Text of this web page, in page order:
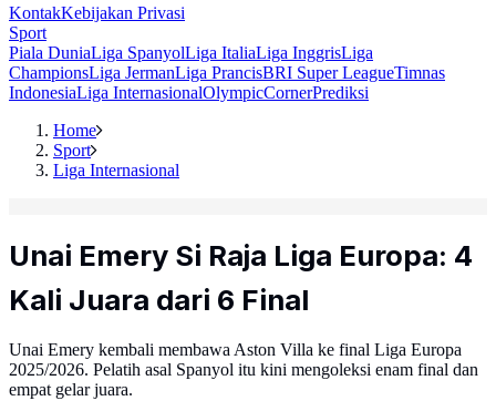
KontakKebijakan Privasi
Sport
Piala DuniaLiga SpanyolLiga ItaliaLiga InggrisLiga
ChampionsLiga JermanLiga PrancisBRI Super LeagueTimnas
IndonesiaLiga InternasionalOlympicCornerPrediksi
Home
Sport
Liga Internasional
Unai Emery Si Raja Liga Europa: 4
Kali Juara dari 6 Final
Unai Emery kembali membawa Aston Villa ke final Liga Europa
2025/2026. Pelatih asal Spanyol itu kini mengoleksi enam final dan
empat gelar juara.